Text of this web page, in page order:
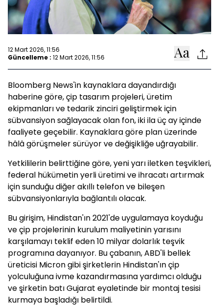
12 Mart 2026, 11:56
Güncelleme : 12 Mart 2026, 11:56
Bloomberg News'in kaynaklara dayandırdığı
haberine göre, çip tasarım projeleri, üretim
ekipmanları ve tedarik zinciri geliştirmek için
sübvansiyon sağlayacak olan fon, iki ila üç ay içinde
faaliyete geçebilir. Kaynaklara göre plan üzerinde
hâlâ görüşmeler sürüyor ve değişikliğe uğrayabilir.
Yetkililerin belirttiğine göre, yeni yarı iletken teşvikleri,
federal hükümetin yerli üretimi ve ihracatı artırmak
için sunduğu diğer akıllı telefon ve bileşen
sübvansiyonlarıyla bağlantılı olacak.
Bu girişim, Hindistan'ın 2021'de uygulamaya koyduğu
ve çip projelerinin kurulum maliyetinin yarısını
karşılamayı teklif eden 10 milyar dolarlık teşvik
programına dayanıyor. Bu çabanın, ABD'li bellek
üreticisi Micron gibi şirketlerin Hindistan'ın çip
yolculuğuna ivme kazandırmasına yardımcı olduğu
ve şirketin batı Gujarat eyaletinde bir montaj tesisi
kurmaya başladığı belirtildi.